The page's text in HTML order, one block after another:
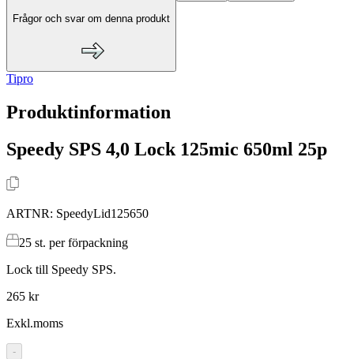
Frågor och svar om denna produkt
Tipro
Produktinformation
Speedy SPS 4,0 Lock 125mic 650ml 25p
ARTNR: SpeedyLid125650
25 st. per förpackning
Lock till Speedy SPS.
265 kr
Exkl.moms
-